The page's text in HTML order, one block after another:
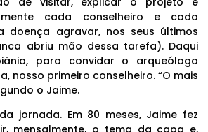
cada conselheiro e cada
doença agravar, nos seus últimos
abriu mão dessa tarefa). Daqui
para convidar o arqueólogo
nosso primeiro conselheiro. “O mais
o Jaime.
jornada. Em 80 meses, Jaime fez